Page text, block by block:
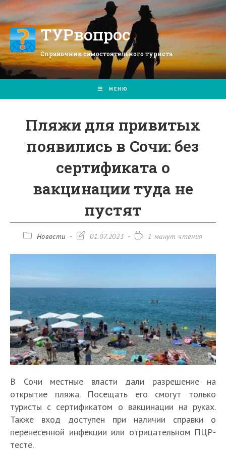
Перейти
к
содержимомуТУРвопрос
Справочник самостоятельного туриста
МЕНЮ
Пляжи для привитых
появились в Сочи: без
сертификата о
вакцинации туда не
пустят
РубрикаНовости
Запись01.07.2023
Время1 минут чтения
В Сочи местные власти дали разрешение на
открытие пляжа. Посещать его смогут только
туристы с сертификатом о вакцинации на руках.
Также вход доступен при наличии справки о
перенесенной инфекции или отрицательном ПЦР-
тесте.